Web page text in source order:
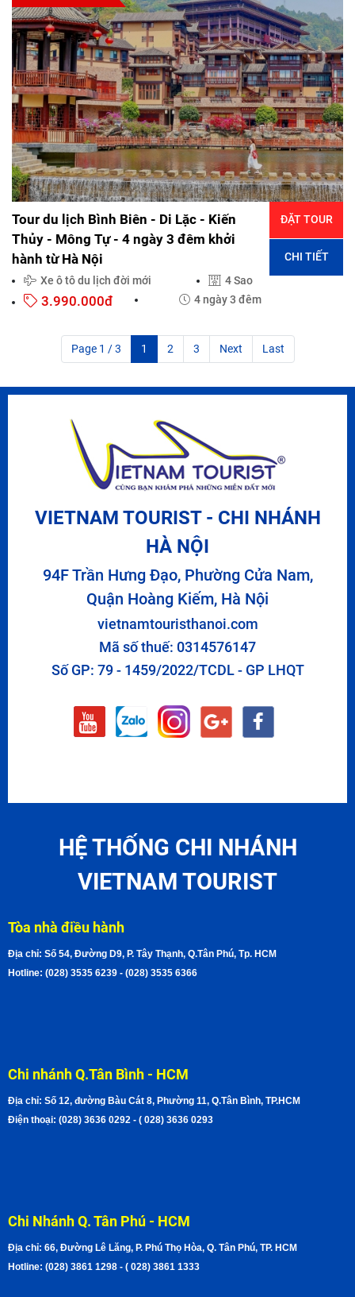
Tour du lịch Bình Biên - Di Lặc - Kiến
Thủy - Mông Tự - 4 ngày 3 đêm khởi
hành từ Hà Nội
Xe ô tô du lịch đời mới 4 Sao
3.990.000đ 4 ngày 3 đêm
ĐẶT TOUR
CHI TIẾT
Page 1 / 3 1 2 3 Next Last
VIETNAM TOURIST - CHI NHÁNH
HÀ NỘI
94F Trần Hưng Đạo, Phường Cửa Nam,
Quận Hoàng Kiếm, Hà Nội
vietnamtouristhanoi.com
Mã số thuế: 0314576147
Số GP: 79 - 1459/2022/TCDL - GP LHQT
HỆ THỐNG CHI NHÁNH
VIETNAM TOURIST
Tòa nhà điều hành
Địa chỉ: Số 54, Đường D9, P. Tây Thạnh, Q.Tân Phú, Tp. HCM
Hotline: (028) 3535 6239 - (028) 3535 6366
Chi nhánh Q.Tân Bình - HCM
Địa chỉ: Số 12, đường Bàu Cát 8, Phường 11, Q.Tân Bình, TP.HCM
Điện thoại: (028) 3636 0292 - ( 028) 3636 0293
Chi Nhánh Q. Tân Phú - HCM
Địa chỉ: 66, Đường Lê Lăng, P. Phú Thọ Hòa, Q. Tân Phú, TP. HCM
Hotline: (028) 3861 1298 - ( 028) 3861 1333